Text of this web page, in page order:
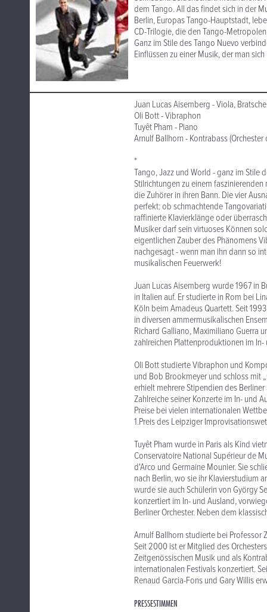
dem Tango. All das findet sich in der
Berlin, Europas Tango-Hauptstadt,
CD-Trilogie, die den Tango-
Ganz im Stile des Tango Nuevo
Einflüssen zu einer Musik, der man
Juan Lucas Aisemberg - Viola,
Oli Bott - Vibraphon
Tuyêt Pham - Piano
Arnulf Ballhorn - Kontrabass
*
Tango, Jazz und World - ganz im
Stilrichtungen zu einem
die Zuhörer in ihren Bann. Die vier
perfekt: ob schmachtende
raffinierte Klavierklänge oder
Musiker darf sein virtuoses Können
eigentlichen Zauber des Phänomens
nachgesagt - wenn man ihn dann so
musikalischen Feuerwerk!
Juan Lucas Aisemberg wurde 1967 in
in Italien auf. Er studierte in Rom bei
Köln beim Amadeus Quartett. Seit
in diversen ammermusikalischen
Richard Galliano, Maximiliano Guerra
zahlreichen Plattenproduktionen im
Oli Bott studierte Vibraphon und
und Bob Brookmeyer und schloss mit
erhielt mehrere Stipendien des
Zahlreiche seiner Konzerte im In- und
Preise bei vielen internationalen
1.Preis des Leipziger
Tuyêt Pham wurde in Paris als Kind
Conservatoire National Supérieur de
d'Arco und Germaine Mounier. Sie
nach Berlin, wo sie ihr Klavierstudium
wurde sie auch Schülerin von György
konzertiert im In- und Ausland,
Berliner Orchester. Neben dem
Arnulf Ballhorn studierte bei
Seit 2000 ist er Mitglied des
Zeitgenössischen Musik und als
internationalen Festivals konzertiert.
Renaud Garcia-Fons und Gary Willis
PRESSESTIMMEN